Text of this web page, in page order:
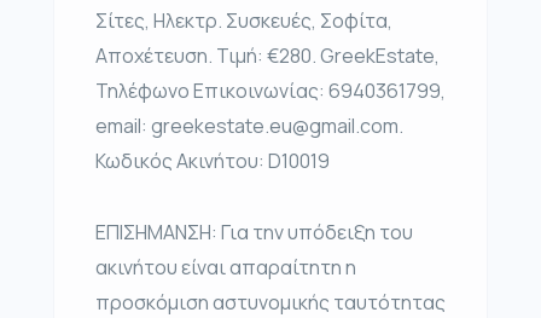
Σίτες, Ηλεκτρ. Συσκευές, Σοφίτα,
Αποχέτευση. Τιμή: €280. GreekEstate,
Τηλέφωνο Επικοινωνίας: 6940361799,
email: greekestate.eu@gmail.com.
Κωδικός Ακινήτου: D10019
ΕΠΙΣΗΜΑΝΣΗ: Για την υπόδειξη του
ακινήτου είναι απαραίτητη η
προσκόμιση αστυνομικής ταυτότητας